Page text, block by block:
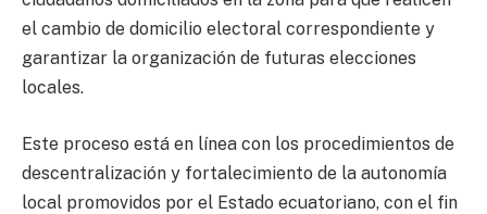
el cambio de domicilio electoral correspondiente y
garantizar la organización de futuras elecciones
locales.
Este proceso está en línea con los procedimientos de
descentralización y fortalecimiento de la autonomía
local promovidos por el Estado ecuatoriano, con el fin